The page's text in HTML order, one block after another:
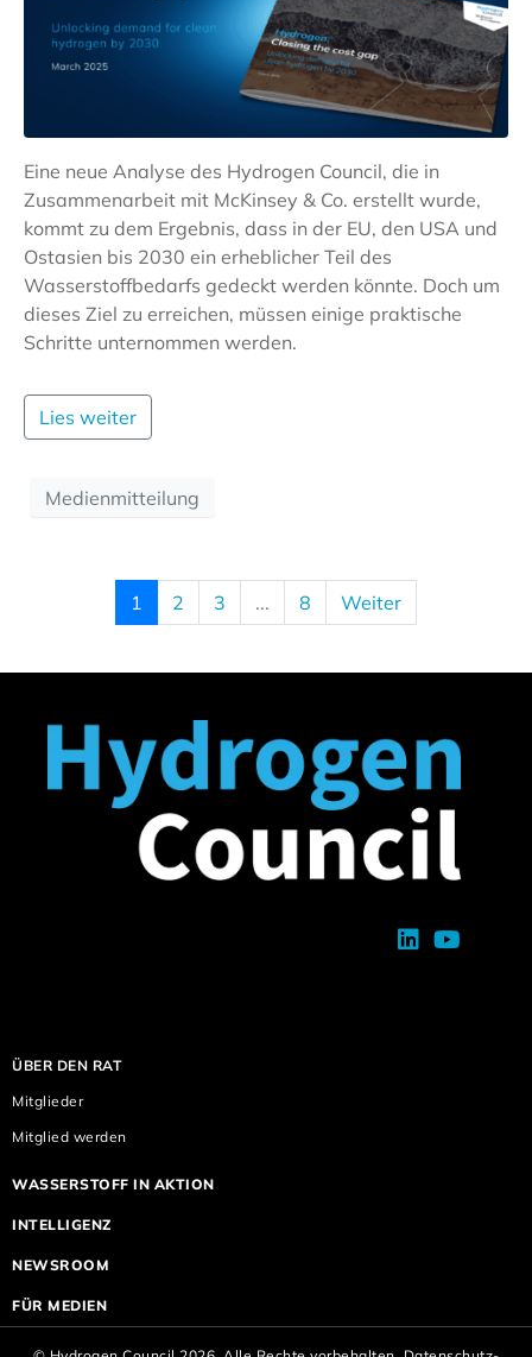
Eine neue Analyse des Hydrogen Council, die in
Zusammenarbeit mit McKinsey & Co. erstellt wurde,
kommt zu dem Ergebnis, dass in der EU, den USA und
Ostasien bis 2030 ein erheblicher Teil des
Wasserstoffbedarfs gedeckt werden könnte. Doch um
dieses Ziel zu erreichen, müssen einige praktische
Schritte unternommen werden.
Lies weiter
Medienmitteilung
1 2 3 ... 8 Weiter
ÜBER DEN RAT
Mitglieder
Mitglied werden
WASSERSTOFF IN AKTION
INTELLIGENZ
NEWSROOM
FÜR MEDIEN